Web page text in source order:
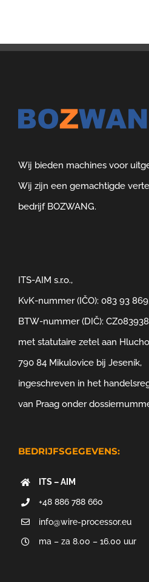
Wij bieden machines voor
Wij zijn een gemachtigde
bedrijf BOZWANG.
ITS-AIM s.r.o.,
KvK-nummer (IČO): 083 93
BTW-nummer (DIČ):
met statutaire zetel aan
790 84 Mikulovice bij Jeseník,
ingeschreven in het
van Praag onder
BEDRIJFSGEGEVENS:
ITS – AIM
+48 886 788 660
info@wire-processor.eu
ma – za 8.00 – 16.00 uur